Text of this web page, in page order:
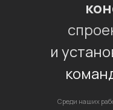
и
Среди наших